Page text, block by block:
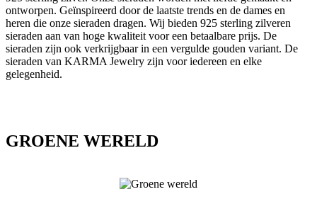
ontworpen. Geïnspireerd door de laatste trends en de dames en
heren die onze sieraden dragen. Wij bieden 925 sterling zilveren
sieraden aan van hoge kwaliteit voor een betaalbare prijs. De
sieraden zijn ook verkrijgbaar in een vergulde gouden variant. De
sieraden van KARMA Jewelry zijn voor iedereen en elke
gelegenheid.
GROENE WERELD